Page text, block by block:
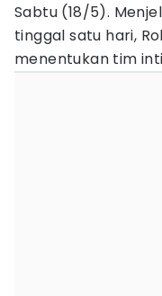
Sabtu (18/5).
tinggal satu hari,
menentukan tim